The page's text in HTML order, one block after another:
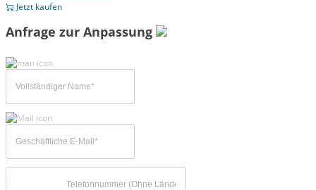
Jetzt kaufen
Anfrage zur Anpassung